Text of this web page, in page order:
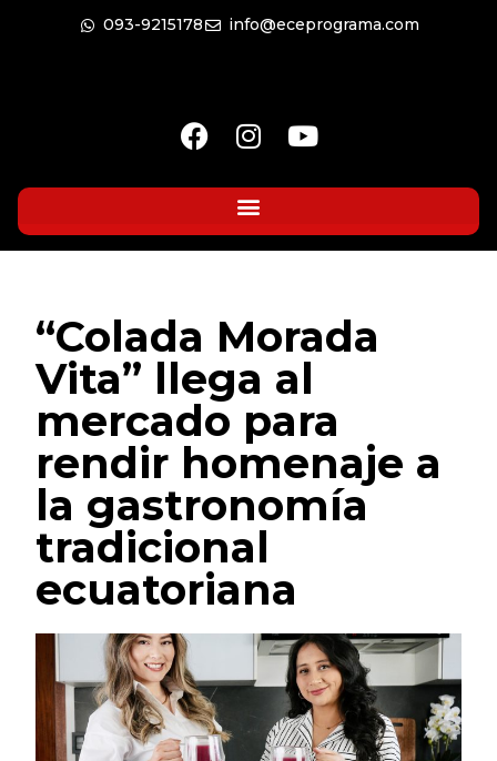
093-9215178 info@eceprograma.com
“Colada Morada
Vita” llega al
mercado para
rendir homenaje a
la gastronomía
tradicional
ecuatoriana